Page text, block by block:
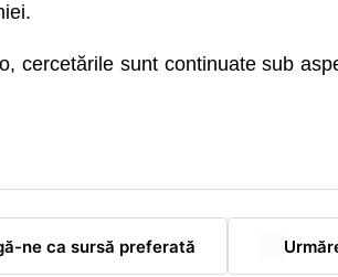
cercetările sunt continuate sub
ne ca sursă preferată